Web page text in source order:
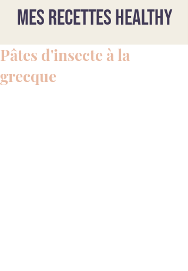
Mes recettes healthy
Pâtes d'insecte à la
grecque